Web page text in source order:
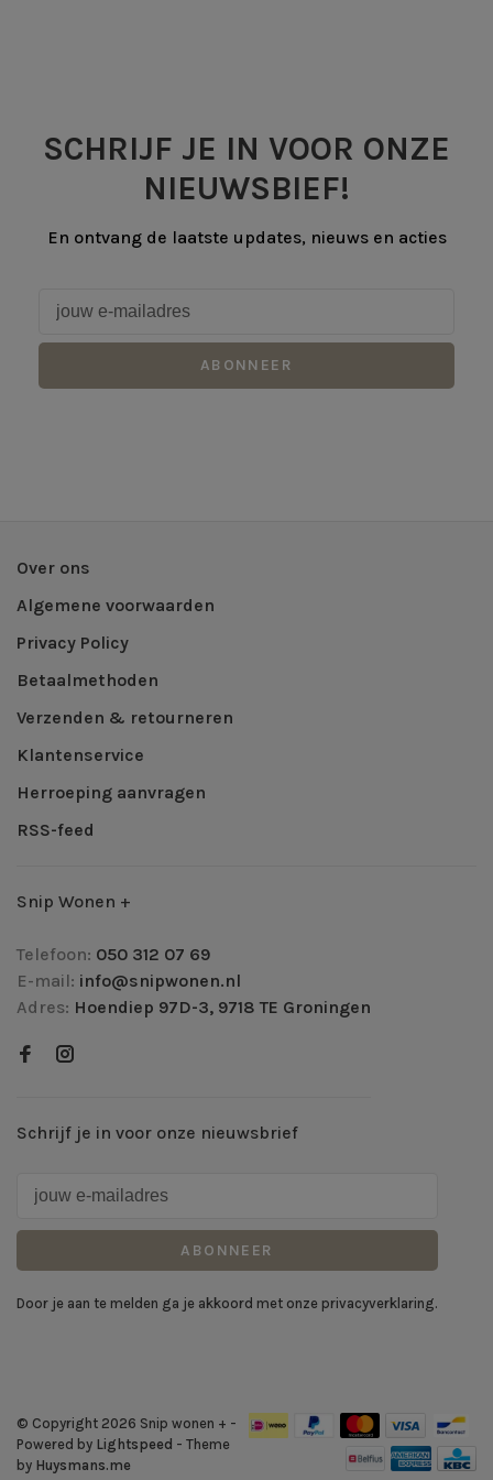
SCHRIJF JE IN VOOR ONZE
NIEUWSBIEF!
En ontvang de laatste updates, nieuws en acties
ABONNEER
Over ons
Algemene voorwaarden
Privacy Policy
Betaalmethoden
Verzenden & retourneren
Klantenservice
Herroeping aanvragen
RSS-feed
Snip Wonen +
Telefoon: 050 312 07 69
E-mail: info@snipwonen.nl
Adres: Hoendiep 97D-3, 9718 TE Groningen
Schrijf je in voor onze nieuwsbrief
ABONNEER
Door je aan te melden ga je akkoord met onze privacyverklaring.
© Copyright 2026 Snip wonen + -
Powered by Lightspeed - Theme
by Huysmans.me